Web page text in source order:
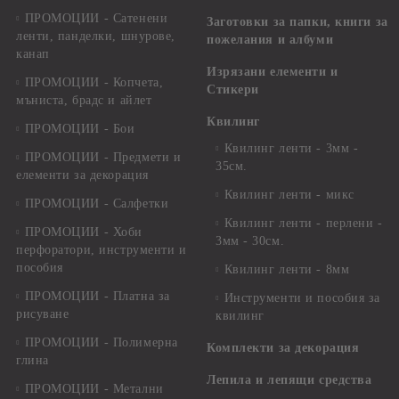
ПРОМОЦИИ - Сатенени
ленти, панделки, шнурове,
канап
ПРОМОЦИИ - Копчета,
мъниста, брадс и айлет
ПРОМОЦИИ - Бои
ПРОМОЦИИ - Предмети и
елементи за декорация
ПРОМОЦИИ - Салфетки
ПРОМОЦИИ - Хоби
перфоратори, инструменти и
пособия
ПРОМОЦИИ - Платна за
рисуване
ПРОМОЦИИ - Полимерна
глина
ПРОМОЦИИ - Метални
Заготовки за папки, книги за
пожелания и албуми
Изрязани елементи и
Стикери
Квилинг
Квилинг ленти - 3мм -
35см.
Квилинг ленти - микс
Квилинг ленти - перлени -
3мм - 30см.
Квилинг ленти - 8мм
Инструменти и пособия за
квилинг
Комплекти за декорация
Лепила и лепящи средства